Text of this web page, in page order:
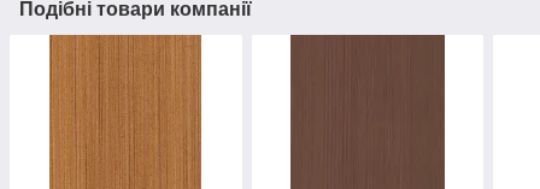
Подібні товари компанії